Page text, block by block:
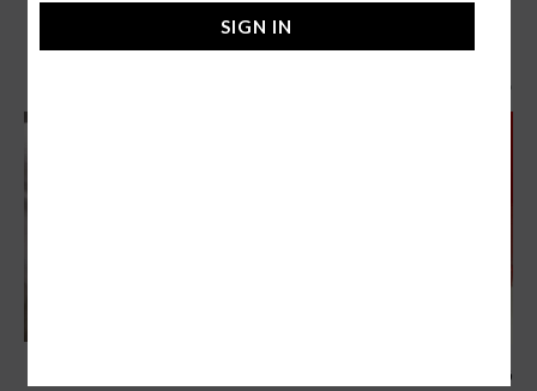
منتجات ذات صلة
قلم cartier سانتوس سلفر
SIGN IN